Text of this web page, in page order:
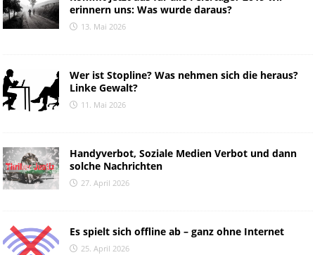
erinnern uns: Was wurde daraus?
13. Mai 2026
Wer ist Stopline? Was nehmen sich die heraus?
Linke Gewalt?
11. Mai 2026
Handyverbot, Soziale Medien Verbot und dann
solche Nachrichten
27. April 2026
Es spielt sich offline ab – ganz ohne Internet
25. April 2026